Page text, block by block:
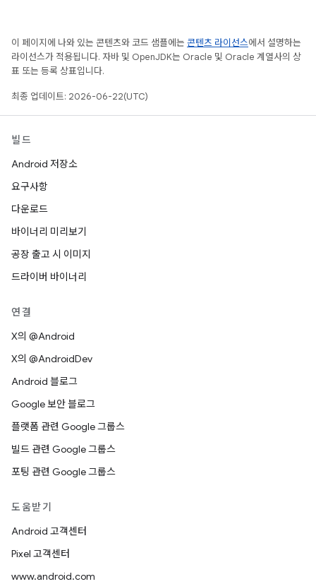
이 페이지에 나와 있는 콘텐츠와 코드 샘플에는 콘텐츠 라이선스에서 설명하는
라이선스가 적용됩니다. 자바 및 OpenJDK는 Oracle 및 Oracle 계열사의 상
표 또는 등록 상표입니다.
최종 업데이트: 2026-06-22(UTC)
빌드
Android 저장소
요구사항
다운로드
바이너리 미리보기
공장 출고 시 이미지
드라이버 바이너리
연결
X의 @Android
X의 @AndroidDev
Android 블로그
Google 보안 블로그
플랫폼 관련 Google 그룹스
빌드 관련 Google 그룹스
포팅 관련 Google 그룹스
도움받기
Android 고객센터
Pixel 고객센터
www.android.com